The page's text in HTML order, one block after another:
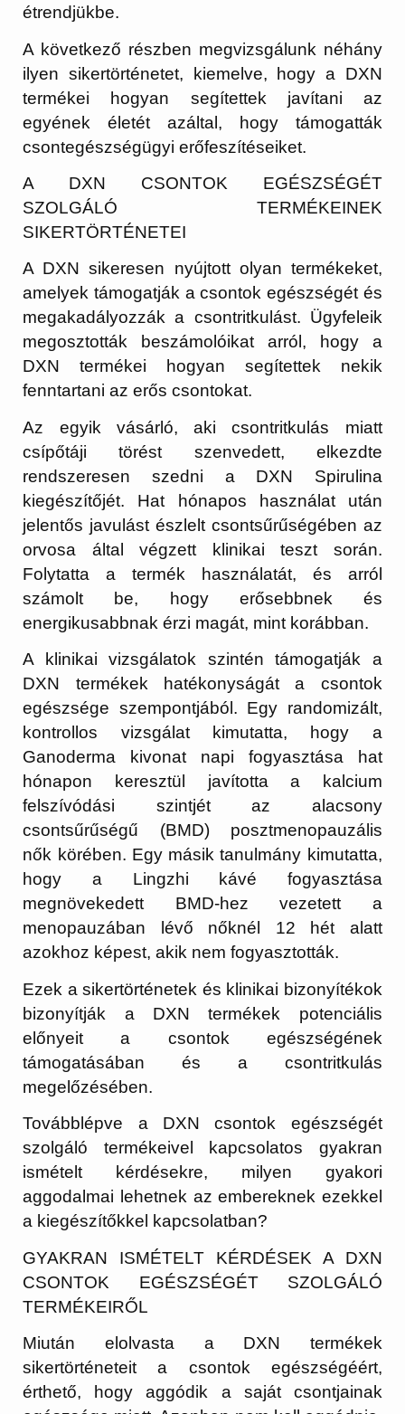
étrendjükbe.
A következő részben megvizsgálunk néhány
ilyen sikertörténetet, kiemelve, hogy a DXN
termékei hogyan segítettek javítani az
egyének életét azáltal, hogy támogatták
csontegészségügyi erőfeszítéseiket.
A DXN CSONTOK EGÉSZSÉGÉT
SZOLGÁLÓ TERMÉKEINEK
SIKERTÖRTÉNETEI
A DXN sikeresen nyújtott olyan termékeket,
amelyek támogatják a csontok egészségét és
megakadályozzák a csontritkulást. Ügyfeleik
megosztották beszámolóikat arról, hogy a
DXN termékei hogyan segítettek nekik
fenntartani az erős csontokat.
Az egyik vásárló, aki csontritkulás miatt
csípőtáji törést szenvedett, elkezdte
rendszeresen szedni a DXN Spirulina
kiegészítőjét. Hat hónapos használat után
jelentős javulást észlelt csontsűrűségében az
orvosa által végzett klinikai teszt során.
Folytatta a termék használatát, és arról
számolt be, hogy erősebbnek és
energikusabbnak érzi magát, mint korábban.
A klinikai vizsgálatok szintén támogatják a
DXN termékek hatékonyságát a csontok
egészsége szempontjából. Egy randomizált,
kontrollos vizsgálat kimutatta, hogy a
Ganoderma kivonat napi fogyasztása hat
hónapon keresztül javította a kalcium
felszívódási szintjét az alacsony
csontsűrűségű (BMD) posztmenopauzális
nők körében. Egy másik tanulmány kimutatta,
hogy a Lingzhi kávé fogyasztása
megnövekedett BMD-hez vezetett a
menopauzában lévő nőknél 12 hét alatt
azokhoz képest, akik nem fogyasztották.
Ezek a sikertörténetek és klinikai bizonyítékok
bizonyítják a DXN termékek potenciális
előnyeit a csontok egészségének
támogatásában és a csontritkulás
megelőzésében.
Továbblépve a DXN csontok egészségét
szolgáló termékeivel kapcsolatos gyakran
ismételt kérdésekre, milyen gyakori
aggodalmai lehetnek az embereknek ezekkel
a kiegészítőkkel kapcsolatban?
GYAKRAN ISMÉTELT KÉRDÉSEK A DXN
CSONTOK EGÉSZSÉGÉT SZOLGÁLÓ
TERMÉKEIRŐL
Miután elolvasta a DXN termékek
sikertörténeteit a csontok egészségéért,
érthető, hogy aggódik a saját csontjainak